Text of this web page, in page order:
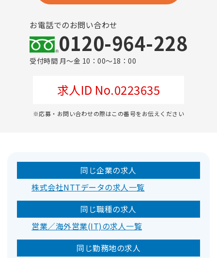
お電話でのお問い合わせ
0120-964-228
受付時間 月～金 10：00～18：00
求人ID No.0223635
※応募・お問い合わせの際はこの番号をお伝えください
同じ企業の求人
株式会社NTTデータの求人一覧
同じ職種の求人
営業／海外営業(IT)の求人一覧
同じ勤務地の求人